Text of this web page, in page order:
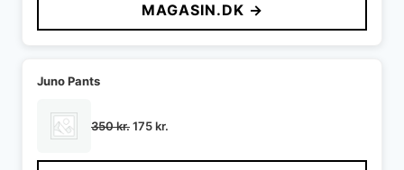
var:
350 kr..
er:
175 kr..
MAGASIN.DK →
Juno Pants
350kr.Den
pris
175kr.
pris